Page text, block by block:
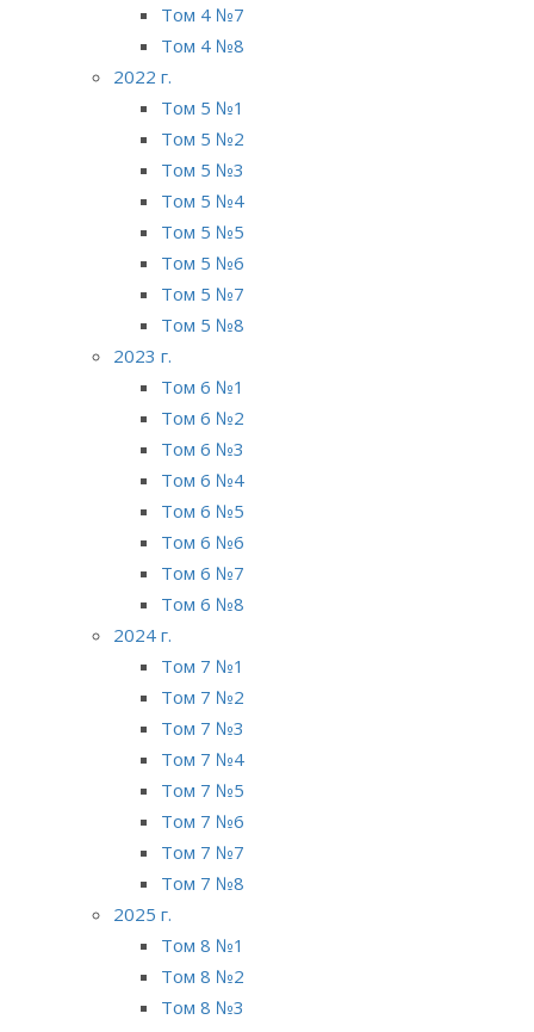
Том 4 №7
Том 4 №8
2022 г.
Том 5 №1
Том 5 №2
Том 5 №3
Том 5 №4
Том 5 №5
Том 5 №6
Том 5 №7
Том 5 №8
2023 г.
Том 6 №1
Том 6 №2
Том 6 №3
Том 6 №4
Том 6 №5
Том 6 №6
Том 6 №7
Том 6 №8
2024 г.
Том 7 №1
Том 7 №2
Том 7 №3
Том 7 №4
Том 7 №5
Том 7 №6
Том 7 №7
Том 7 №8
2025 г.
Том 8 №1
Том 8 №2
Том 8 №3